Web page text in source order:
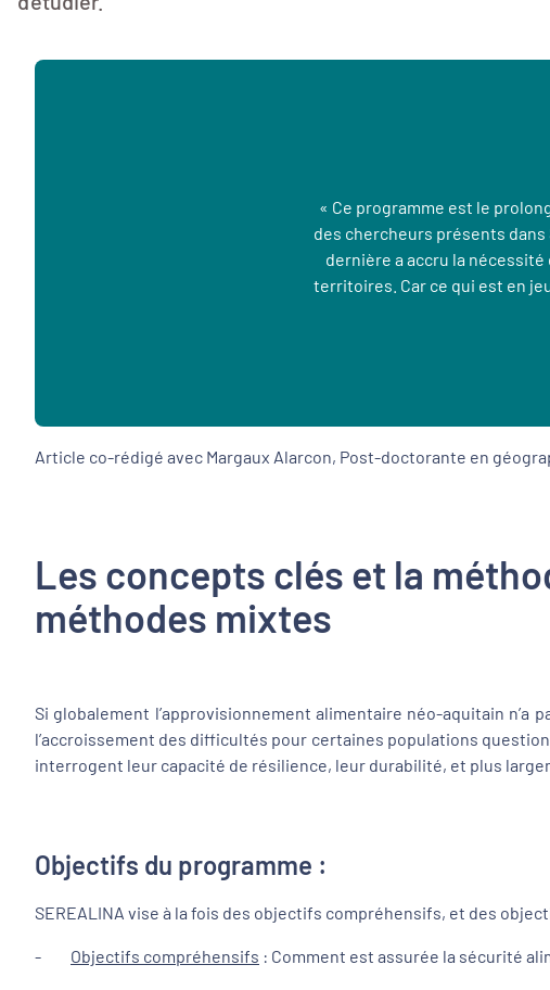
« Ce programme est le
des chercheurs présents
dernière a accru la nécessité
territoires. Car ce qui est en
Article co-rédigé avec Margaux Alarcon, Post-doctorante en
Les concepts clés et la
méthodes mixtes
Si globalement l’approvisionnement alimentaire néo-aquitain n’a
l’accroissement des difficultés pour certaines populations
interrogent leur capacité de résilience, leur durabilité, et plus
Objectifs du programme :
SEREALINA vise à la fois des objectifs compréhensifs, et des
- Objectifs compréhensifs : Comment est assurée la sécurité